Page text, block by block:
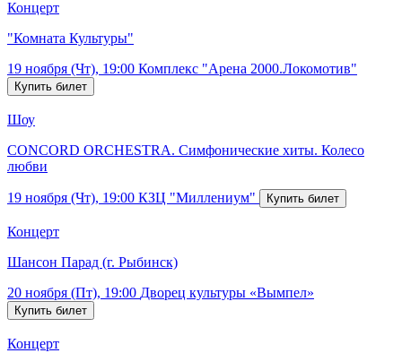
Концерт
"Комната Культуры"
19 ноября (Чт), 19:00 Комплекс "Арена 2000.Локомотив"
Шоу
CONCORD ORCHESTRA. Симфонические хиты. Колесо
любви
19 ноября (Чт), 19:00 КЗЦ "Миллениум"
Концерт
Шансон Парад (г. Рыбинск)
20 ноября (Пт), 19:00 Дворец культуры «Вымпел»
Концерт